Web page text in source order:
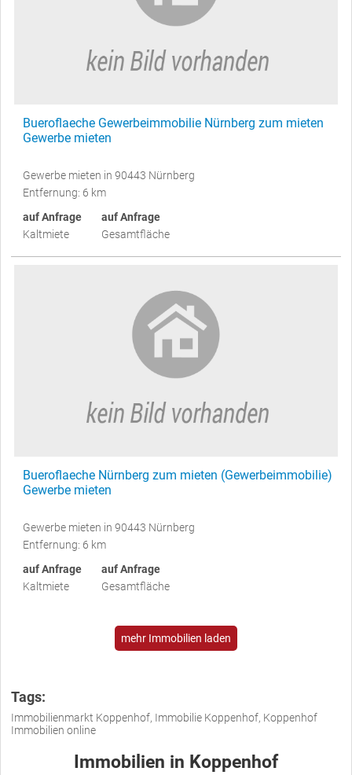
Bueroflaeche Gewerbeimmobilie Nürnberg zum mieten
Gewerbe mieten
Gewerbe mieten in 90443 Nürnberg
Entfernung: 6 km
auf Anfrage
Kaltmiete
auf Anfrage
Gesamtfläche
Bueroflaeche Nürnberg zum mieten (Gewerbeimmobilie)
Gewerbe mieten
Gewerbe mieten in 90443 Nürnberg
Entfernung: 6 km
auf Anfrage
Kaltmiete
auf Anfrage
Gesamtfläche
mehr Immobilien laden
Tags:
Immobilienmarkt Koppenhof, Immobilie Koppenhof, Koppenhof
Immobilien online
Immobilien in Koppenhof